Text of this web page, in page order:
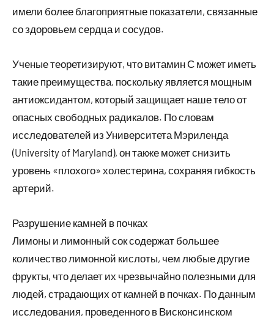
имели более благоприятные показатели, связанные
со здоровьем сердца и сосудов.
Ученые теоретизируют, что витамин С может иметь
такие преимущества, поскольку является мощным
антиоксидантом, который защищает наше тело от
опасных свободных радикалов. По словам
исследователей из Университета Мэриленда
(University of Maryland), он также может снизить
уровень «плохого» холестерина, сохраняя гибкость
артерий.
Разрушение камней в почках
Лимоны и лимонный сок содержат большее
количество лимонной кислоты, чем любые другие
фрукты, что делает их чрезвычайно полезными для
людей, страдающих от камней в почках. По данным
исследования, проведенного в Висконсинском